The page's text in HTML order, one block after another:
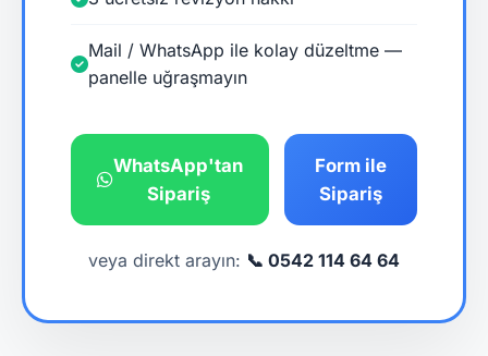
Mail / WhatsApp ile kolay düzeltme —
panelle uğraşmayın
WhatsApp'tan
Sipariş
Form ile
Sipariş
veya direkt arayın: 📞 0542 114 64 64